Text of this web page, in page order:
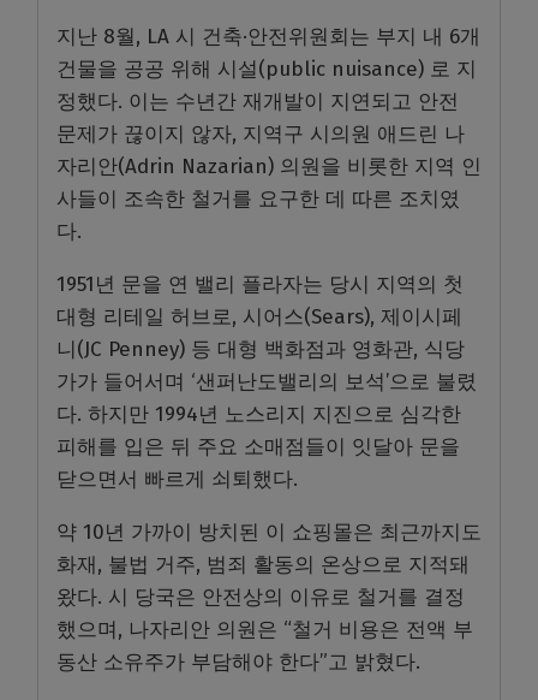
지난 8월, LA 시 건축·안전위원회는 부지 내 6개
건물을 공공 위해 시설(public nuisance) 로 지
정했다. 이는 수년간 재개발이 지연되고 안전
문제가 끊이지 않자, 지역구 시의원 애드린 나
자리안(Adrin Nazarian) 의원을 비롯한 지역 인
사들이 조속한 철거를 요구한 데 따른 조치였
다.
1951년 문을 연 밸리 플라자는 당시 지역의 첫
대형 리테일 허브로, 시어스(Sears), 제이시페
니(JC Penney) 등 대형 백화점과 영화관, 식당
가가 들어서며 ‘샌퍼난도밸리의 보석’으로 불렸
다. 하지만 1994년 노스리지 지진으로 심각한
피해를 입은 뒤 주요 소매점들이 잇달아 문을
닫으면서 빠르게 쇠퇴했다.
약 10년 가까이 방치된 이 쇼핑몰은 최근까지도
화재, 불법 거주, 범죄 활동의 온상으로 지적돼
왔다. 시 당국은 안전상의 이유로 철거를 결정
했으며, 나자리안 의원은 “철거 비용은 전액 부
동산 소유주가 부담해야 한다”고 밝혔다.